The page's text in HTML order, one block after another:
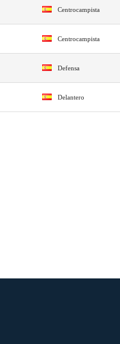
Centrocampista
Centrocampista
Defensa
Delantero